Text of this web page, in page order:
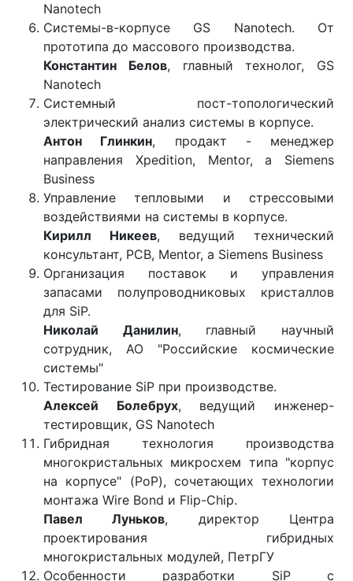
Nanotech
Системы-в-корпусе GS Nanotech. От
прототипа до массового производства.
Константин Белов, главный технолог, GS
Nanotech
Системный пост-топологический
электрический анализ системы в корпусе.
Антон Глинкин, продакт - менеджер
направления Xpedition, Mentor, a Siemens
Business
Управление тепловыми и стрессовыми
воздействиями на системы в корпусе.
Кирилл Никеев, ведущий технический
консультант, PCB, Mentor, а Siemens Business
Организация поставок и управления
запасами полупроводниковых кристаллов
для SiP.
Николай Данилин, главный научный
сотрудник, АО "Российские космические
системы"
Тестирование SiP при производстве.
Алексей Болебрух, ведущий инженер-
тестировщик, GS Nanotech
Гибридная технология производства
многокристальных микросхем типа "корпус
на корпусе" (PoP), сочетающих технологии
монтажа Wire Bond и Flip-Chip.
Павел Луньков, директор Центра
проектирования гибридных
многокристальных модулей, ПетрГУ
Особенности разработки SiP с